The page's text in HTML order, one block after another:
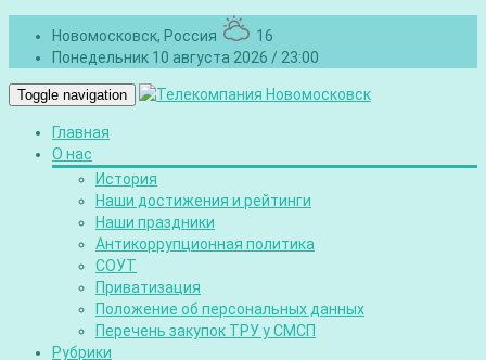
Новомосковск, Россия
16
Понедельник 10 августа 2026 / 23:00
Toggle navigation
Главная
О нас
История
Наши достижения и рейтинги
Наши праздники
Антикоррупционная политика
СОУТ
Приватизация
Положение об персональных данных
Перечень закупок ТРУ у СМСП
Рубрики